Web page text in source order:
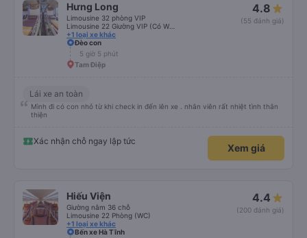
Hưng Long
Limousine 32 phòng VIP
+1 loại xe khác
4.8
(55 đánh giá)
Đèo con
5 giờ 5 phút
Tam Điệp
Lái xe an toàn
Mình đi có con nhỏ từ khi check in đến lên xe . nhân viên rất nhiệt tình thân
thiện
Xác nhận chỗ ngay lập tức
Xem giá
Hiếu Viện
Giường nằm 36 chỗ
Limousine 22 Phòng (WC)
+1 loại xe khác
4.4
(200 đánh giá)
Bến xe Hà Tĩnh